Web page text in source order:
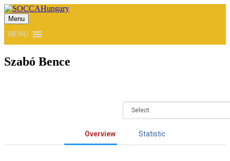
SOCCAHungary
Menu
MENU
Szabó Bence
Overview Statistic